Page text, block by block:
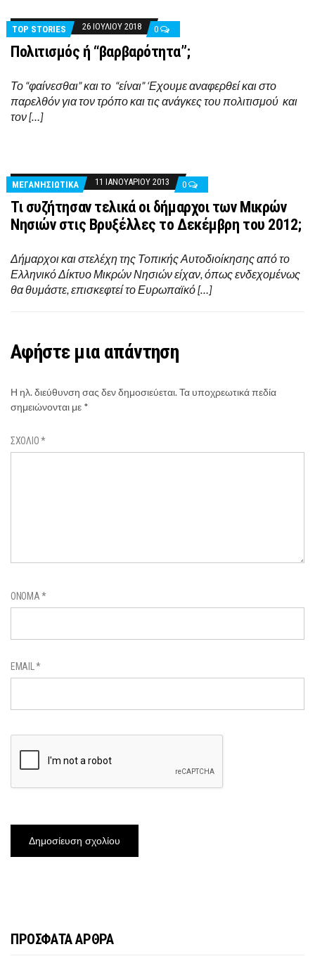
TOP STORIES 26 ΙΟΥΛΊΟΥ 2018 0
Πολιτισμός ή “βαρβαρότητα”;
Το “φαίνεσθαι” και το “είναι” ‘Εχουμε αναφερθεί και στο
παρελθόν για τον τρόπο και τις ανάγκες του πολιτισμού και
τον […]
ΜΕΓΑΝΗΣΙΩΤΙΚΑ 11 ΙΑΝΟΥΑΡΊΟΥ 2013 0
Τι συζήτησαν τελικά οι δήμαρχοι των Μικρών
Νησιών στις Βρυξέλλες το Δεκέμβρη του 2012;
Δήμαρχοι και στελέχη της Τοπικής Αυτοδιοίκησης από το
Ελληνικό Δίκτυο Μικρών Νησιών είχαν, όπως ενδεχομένως
θα θυμάστε, επισκεφτεί το Ευρωπαϊκό […]
Αφήστε μια απάντηση
Η ηλ. διεύθυνση σας δεν δημοσιεύεται.Τα υποχρεωτικά πεδία
σημειώνονται με *
ΣΧΌΛΙΟ*
ΌΝΟΜΑ*
EMAIL*
ΠΡΟΣΦΑΤΑ ΑΡΘΡΑ